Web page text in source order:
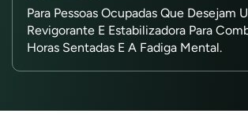
Para Pessoas Ocupadas Que Desejam
Revigorante E Estabilizadora Para
Horas Sentadas E A Fadiga Mental.